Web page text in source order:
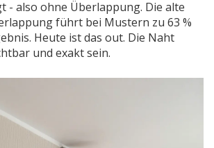
- also ohne Überlappung. Die alte
führt bei Mustern zu 63 %
Heute ist das out. Die Naht
und exakt sein.